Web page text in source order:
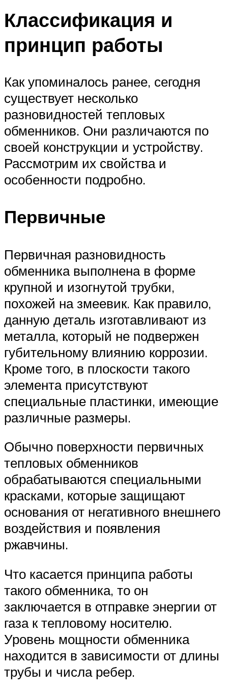
Классификация и
принцип работы
Как упоминалось ранее, сегодня
существует несколько
разновидностей тепловых
обменников. Они различаются по
своей конструкции и устройству.
Рассмотрим их свойства и
особенности подробно.
Первичные
Первичная разновидность
обменника выполнена в форме
крупной и изогнутой трубки,
похожей на змеевик. Как правило,
данную деталь изготавливают из
металла, который не подвержен
губительному влиянию коррозии.
Кроме того, в плоскости такого
элемента присутствуют
специальные пластинки, имеющие
различные размеры.
Обычно поверхности первичных
тепловых обменников
обрабатываются специальными
красками, которые защищают
основания от негативного внешнего
воздействия и появления
ржавчины.
Что касается принципа работы
такого обменника, то он
заключается в отправке энергии от
газа к тепловому носителю.
Уровень мощности обменника
находится в зависимости от длины
трубы и числа ребер.